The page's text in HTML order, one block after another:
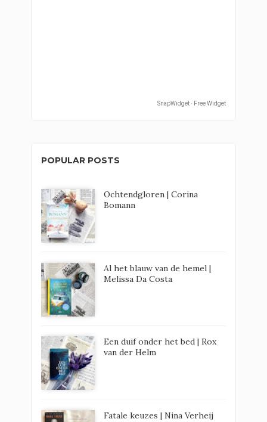
SnapWidget · Free Widget
POPULAR POSTS
Ochtendgloren | Corina
Bomann
Al het blauw van de hemel |
Melissa Da Costa
Een duif onder het bed | Rox
van der Helm
Fatale keuzes | Nina Verheij